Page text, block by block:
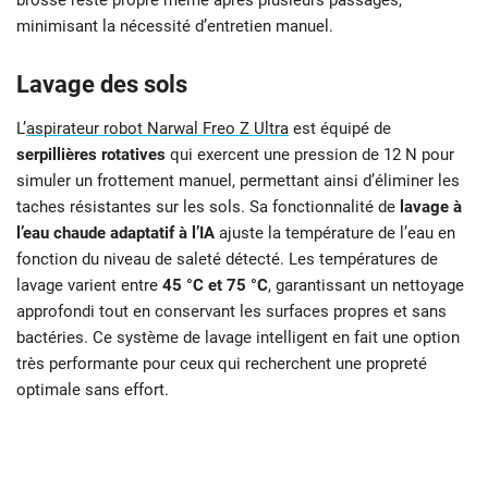
minimisant la nécessité d’entretien manuel.
Lavage des sols
L’aspirateur robot Narwal Freo Z Ultra est équipé de
serpillières rotatives qui exercent une pression de 12 N pour
simuler un frottement manuel, permettant ainsi d’éliminer les
taches résistantes sur les sols. Sa fonctionnalité de lavage à
l’eau chaude adaptatif à l’IA ajuste la température de l’eau en
fonction du niveau de saleté détecté. Les températures de
lavage varient entre 45 °C et 75 °C, garantissant un nettoyage
approfondi tout en conservant les surfaces propres et sans
bactéries. Ce système de lavage intelligent en fait une option
très performante pour ceux qui recherchent une propreté
optimale sans effort.